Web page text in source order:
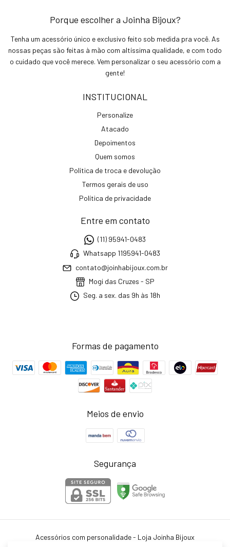
Porque escolher a Joinha Bijoux?
Tenha um acessório único e exclusivo feito sob medida pra você. As
nossas peças são feitas à mão com altíssima qualidade, e com todo
o cuidado que você merece. Vem personalizar o seu acessório com a
gente!
INSTITUCIONAL
Personalize
Atacado
Depoimentos
Quem somos
Política de troca e devolução
Termos gerais de uso
Política de privacidade
Entre em contato
(11) 95941-0483
Whatsapp 1195941-0483
contato@joinhabijoux.com.br
Mogi das Cruzes - SP
Seg. a sex. das 9h às 18h
Formas de pagamento
Meios de envio
Segurança
Acessórios com personalidade - Loja Joinha Bijoux